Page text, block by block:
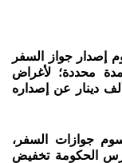
إصدار جواز السفر
محددة؛ لأغراض
تشجيع الاستثمار من 25 ألف دينار إلى 15 ألف دينار عن إصداره
جوازات السفر،
الحكومة تخفيض